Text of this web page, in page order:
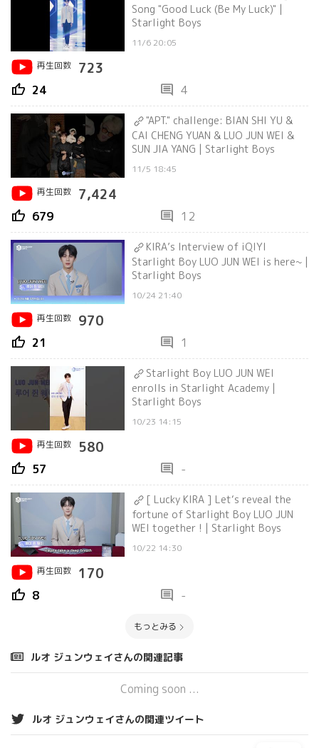
Song "Good Luck (Be My Luck)" |
Starlight Boys
11/6 20:05
再生回数
723
thumb_up 24 comment 4
"APT." challenge: BIAN SHI YU &
CAI CHENG YUAN & LUO JUN WEI &
SUN JIA YANG | Starlight Boys
11/5 18:45
再生回数
7,424
thumb_up 679 comment 12
KIRA’s Interview of iQIYI
Starlight Boy LUO JUN WEI is here~ |
Starlight Boys
10/24 21:40
再生回数
970
thumb_up 21 comment 1
Starlight Boy LUO JUN WEI
enrolls in Starlight Academy |
Starlight Boys
10/23 14:15
再生回数
580
thumb_up 57 comment -
[ Lucky KIRA ] Let‘s reveal the
fortune of Starlight Boy LUO JUN
WEI together ! | Starlight Boys
10/22 14:30
再生回数
170
thumb_up 8 comment -
もっとみる
ルオ ジュンウェイさんの関連記事
Coming soon ...
ルオ ジュンウェイさんの関連ツイート